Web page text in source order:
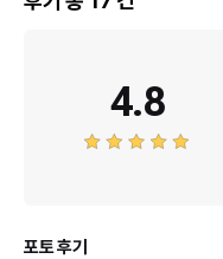
4.8
포토 후기